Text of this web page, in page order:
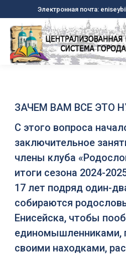
Электронная почта:
ЗАЧЕМ ВАМ ВСЕ ЭТО
С этого вопроса
заключительное
члены клуба
итоги сезона 2024-
17 лет подряд один-
собираются
Енисейска, чтобы
единомышленниками,
своими находками,